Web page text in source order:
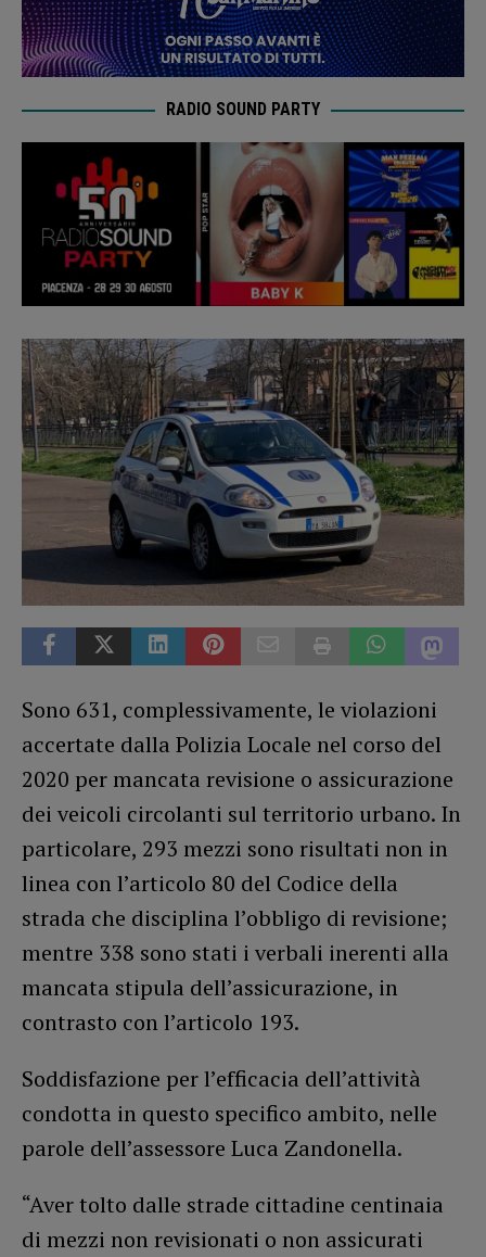
RADIO SOUND PARTY
Sono 631, complessivamente, le violazioni
accertate dalla Polizia Locale nel corso del
2020 per mancata revisione o assicurazione
dei veicoli circolanti sul territorio urbano. In
particolare, 293 mezzi sono risultati non in
linea con l’articolo 80 del Codice della
strada che disciplina l’obbligo di revisione;
mentre 338 sono stati i verbali inerenti alla
mancata stipula dell’assicurazione, in
contrasto con l’articolo 193.
Soddisfazione per l’efficacia dell’attività
condotta in questo specifico ambito, nelle
parole dell’assessore Luca Zandonella.
“Aver tolto dalle strade cittadine centinaia
di mezzi non revisionati o non assicurati